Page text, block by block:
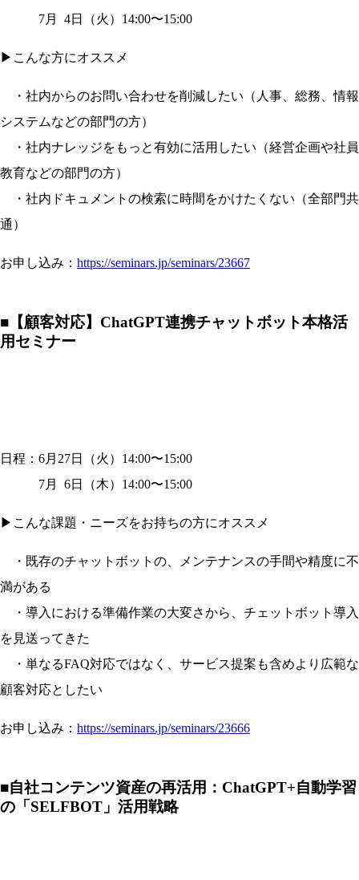
7月 4日（火）14:00〜15:00
▶︎こんな方にオススメ
・社内からのお問い合わせを削減したい（人事、総務、情報
システムなどの部門の方）
・社内ナレッジをもっと有効に活用したい（経営企画や社員
教育などの部門の方）
・社内ドキュメントの検索に時間をかけたくない（全部門共
通）
お申し込み： https://seminars.jp/seminars/23667
■ 【顧客対応】ChatGPT連携チャットボット本格活
用セミナー
日程：6月27日（火）14:00〜15:00
7月 6日（木）14:00〜15:00
▶︎こんな課題・ニーズをお持ちの方にオススメ
・既存のチャットボットの、メンテナンスの手間や精度に不
満がある
・導入における準備作業の大変さから、チェットボット導入
を見送ってきた
・単なるFAQ対応ではなく、サービス提案も含めより広範な
顧客対応としたい
お申し込み： https://seminars.jp/seminars/23666
■自社コンテンツ資産の再活用：ChatGPT+自動学習
の「SELFBOT」活用戦略